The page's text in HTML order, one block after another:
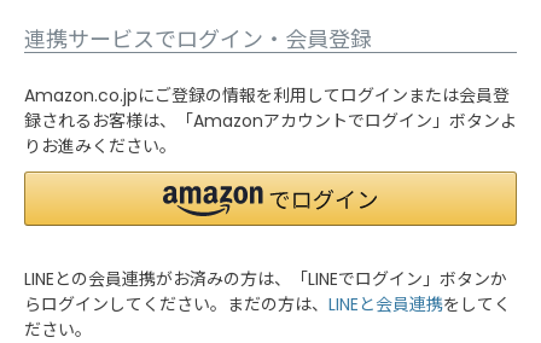
連携サービスでログイン・会員登録
Amazon.co.jpにご登録の情報を利用してログインまたは会員登
録されるお客様は、「Amazonアカウントでログイン」ボタンよ
りお進みください。
LINEとの会員連携がお済みの方は、「LINEでログイン」ボタンか
らログインしてください。まだの方は、 LINEと会員連携をしてく
ださい。